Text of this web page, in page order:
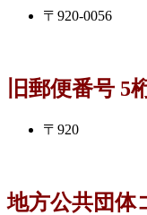
〒920-0056
旧郵便番号 5
〒920
地方公共団体